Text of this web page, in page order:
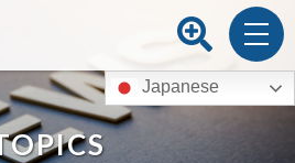
Japanese